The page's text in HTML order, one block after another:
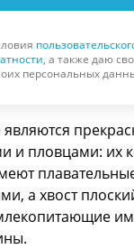
, а также даю
персональных
и пловцами: их
а хвост